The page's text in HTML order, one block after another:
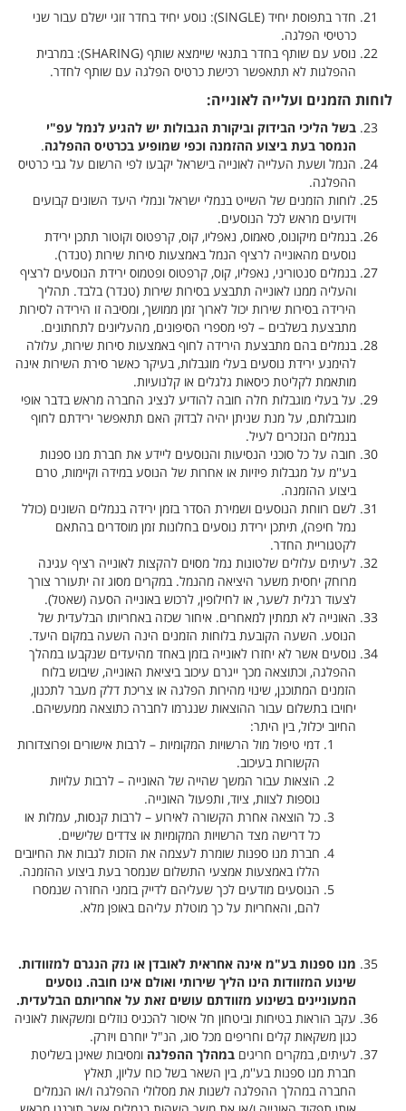
חדר בתפוסת יחיד (SINGLE): נוסע יחיד בחדר זוגי ישלם עבור שני
כרטיסי הפלגה.
נוסע עם שותף בחדר בתנאי שיימצא שותף (SHARING): במרבית
ההפלגות לא תתאפשר רכישת כרטיס הפלגה עם שותף לחדר.
לוחות הזמנים ועלייה לאונייה:
בשל הליכי הבידוק וביקורת הגבולות יש להגיע לנמל עפ"י
הנמסר בעת ביצוע ההזמנה וכפי שמופיע בכרטיס ההפלגה.
הנמל ושעת העלייה לאונייה בישראל יקבעו לפי הרשום על גבי כרטיס
ההפלגה.
לוחות הזמנים של השייט בנמלי ישראל ונמלי היעד השונים קבועים
וידועים מראש לכל הנוסעים.
בנמלים מיקונוס, סאמוס, נאפליו, קוס, קרפטוס וקוטור תתכן ירידת
נוסעים מהאונייה לרציף הנמל באמצעות סירות שירות (טנדר).
בנמלים סנטוריני, נאפליו, קוס, קרפטוס ופטמוס ירידת הנוסעים לרציף
והעליה ממנו לאונייה תתבצע בסירות שירות (טנדר) בלבד. תהליך
הירידה בסירות שירות יכול לארוך זמן ממושך, ומסיבה זו הירידה לסירות
מתבצעת בשלבים – לפי מספרי הסיפונים, מהעליונים לתחתונים.
בנמלים בהם מתבצעת הירידה לחוף באמצעות סירות שירות, עלולה
להימנע ירידת נוסעים בעלי מוגבלות, בעיקר כאשר סירת השירות אינה
מותאמת לקליטת כיסאות גלגלים או קלנועיות.
על בעלי מוגבלות חלה חובה להודיע לנציג החברה מראש בדבר אופי
מוגבלותם, על מנת שניתן יהיה לבדוק האם תתאפשר ירידתם לחוף
בנמלים הנזכרים לעיל.
חובה על כל סוכני הנסיעות והנוסעים ליידע את חברת מנו ספנות
בע''מ על מגבלות פיזיות או אחרות של הנוסע במידה וקיימות, טרם
ביצוע ההזמנה.
לשם רווחת הנוסעים ושמירת הסדר בזמן ירידה בנמלים השונים (כולל
נמל חיפה), תיתכן ירידת נוסעים בחלונות זמן מוסדרים בהתאם
לקטגוריית החדר.
לעיתים עלולים שלטונות נמל מסוים להקצות לאונייה רציף עגינה
מרוחק יחסית משער היציאה מהנמל. במקרים מסוג זה יתעורר צורך
לצעוד רגלית לשער, או לחילופין, לרכוש באונייה הסעה (שאטל).
האונייה לא תמתין למאחרים. איחור שכזה באחריותו הבלעדית של
הנוסע. השעה הקובעת בלוחות הזמנים הינה השעה במקום היעד.
נוסעים אשר לא יחזרו לאונייה בזמן באחד מהיעדים שנקבעו במהלך
ההפלגה, וכתוצאה מכך ייגרם עיכוב ביציאת האונייה, שיבוש בלוח
הזמנים המתוכנן, שינוי מהירות הפלגה או צריכת דלק מעבר לתכנון,
יחויבו בתשלום עבור ההוצאות שנגרמו לחברה כתוצאה ממעשיהם.
החיוב יכלול, בין היתר:
דמי טיפול מול הרשויות המקומיות – לרבות אישורים ופרוצדורות
הקשורות בעיכוב.
הוצאות עבור המשך שהייה של האונייה – לרבות עלויות
נוספות לצוות, ציוד, ותפעול האונייה.
כל הוצאה אחרת הקשורה לאירוע – לרבות קנסות, עמלות או
כל דרישה מצד הרשויות המקומיות או צדדים שלישיים.
חברת מנו ספנות שומרת לעצמה את הזכות לגבות את החיובים
הללו באמצעות אמצעי התשלום שנמסר בעת ביצוע ההזמנה.
הנוסעים מודעים לכך שעליהם לדייק בזמני החזרה שנמסרו
להם, והאחריות על כך מוטלת עליהם באופן מלא.
מנו ספנות בע"מ אינה אחראית לאובדן או נזק הנגרם למזוודות.
שינוע המזוודות הינו הליך שירותי ואולם אינו חובה. נוסעים
המעוניינים בשינוע מזוודתם עושים זאת על אחריותם הבלעדית.
עקב הוראות בטיחות וביטחון חל איסור להכניס נוזלים ומשקאות לאוניה
כגון משקאות קלים וחריפים מכל סוג, הנ"ל יוחרם ויזרק.
לעיתים, במקרים חריגים במהלך ההפלגה ומסיבות שאינן בשליטת
חברת מנו ספנות בע''מ, בין השאר בשל כוח עליון, תאלץ
החברה במהלך ההפלגה לשנות את מסלולי ההפלגה ו/או הנמלים